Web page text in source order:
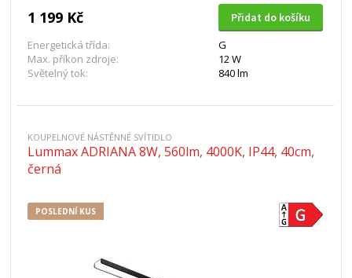
1 199 Kč
Přidat do košíku
Energetická třída:
G
Max. příkon zdroje:
12 W
Světelný tok:
840 lm
KOUPELNOVÉ NÁSTĚNNÉ SVÍTIDLO
Lummax ADRIANA 8W, 560lm, 4000K, IP44, 40cm,
černá
POSLEDNÍ KUS